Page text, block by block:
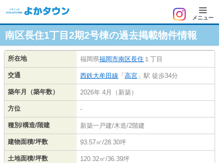
メニュー
南区長住1丁目2期2号棟の過去掲載物件情報
所在地 福岡県福岡市南区長住 １丁目
交通 西鉄大牟田線 「 高宮 」駅 徒歩34分
築年月（築年数） 2026年 4月（新築）
方位 -
種別/構造/階建 新築一戸建/木造/2階建
建物面積/坪数 93.57㎡/28.30坪
土地面積/坪数 120.32㎡/36.39坪